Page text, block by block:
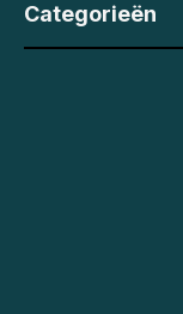
Categorieën